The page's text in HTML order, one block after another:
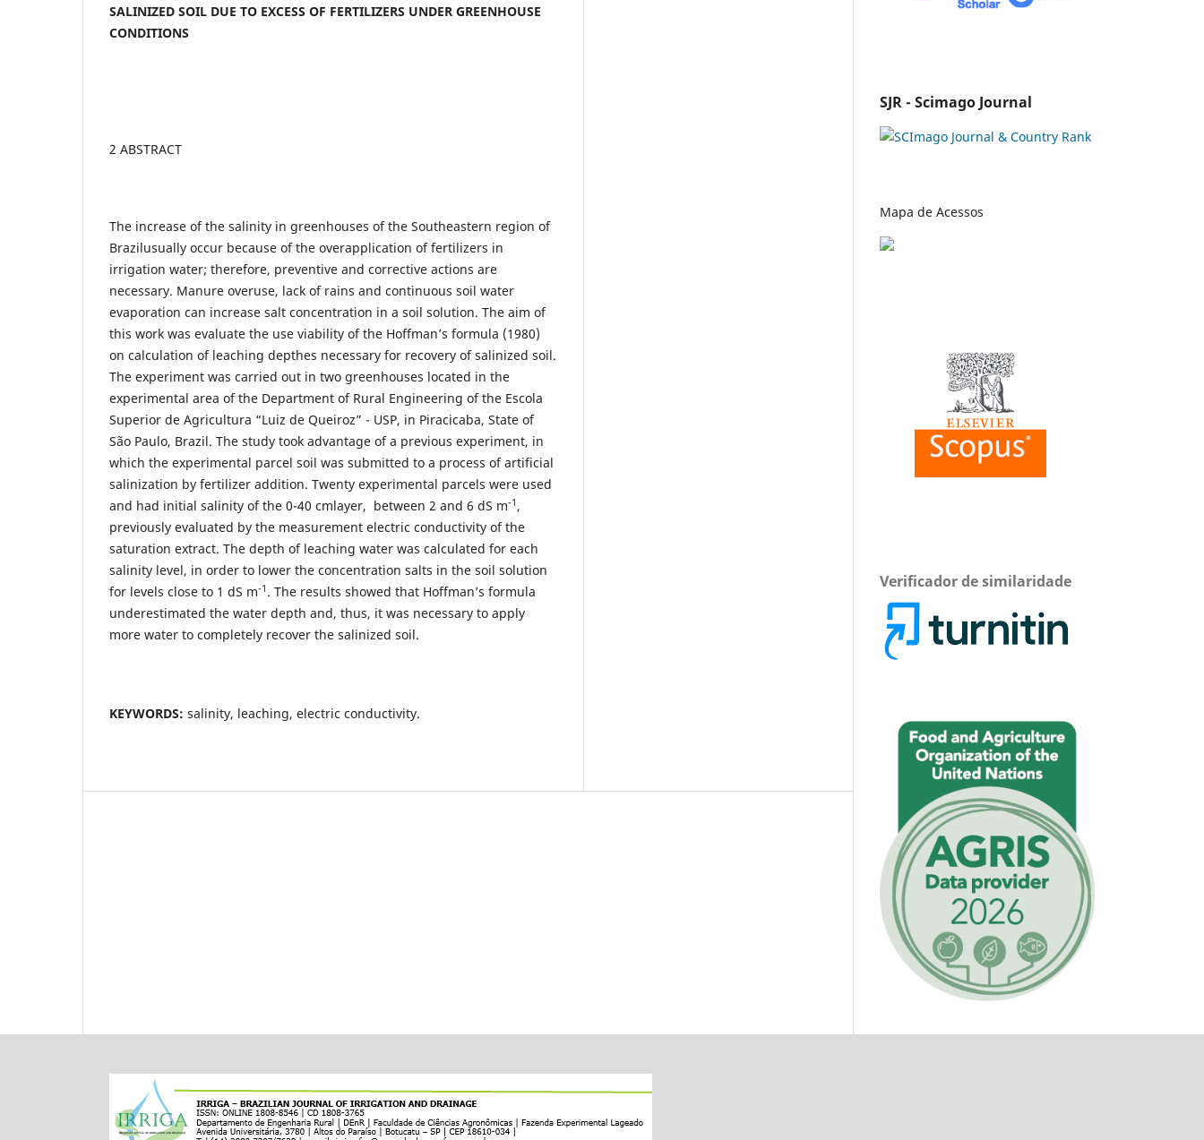
SALINIZED SOIL DUE TO EXCESS OF FERTILIZERS UNDER GREENHOUSE
CONDITIONS
2 ABSTRACT
The increase of the salinity in greenhouses of the Southeastern region of
Brazilusually occur because of the overapplication of fertilizers in
irrigation water; therefore, preventive and corrective actions are
necessary. Manure overuse, lack of rains and continuous soil water
evaporation can increase salt concentration in a soil solution. The aim of
this work was evaluate the use viability of the Hoffman’s formula (1980)
on calculation of leaching depthes necessary for recovery of salinized soil.
The experiment was carried out in two greenhouses located in the
experimental area of the Department of Rural Engineering of the Escola
Superior de Agricultura “Luiz de Queiroz” - USP, in Piracicaba, State of
São Paulo, Brazil. The study took advantage of a previous experiment, in
which the experimental parcel soil was submitted to a process of artificial
salinization by fertilizer addition. Twenty experimental parcels were used
and had initial salinity of the 0-40 cmlayer, between 2 and 6 dS m-1 ,
previously evaluated by the measurement electric conductivity of the
saturation extract. The depth of leaching water was calculated for each
salinity level, in order to lower the concentration salts in the soil solution
for levels close to 1 dS m-1 . The results showed that Hoffman’s formula
underestimated the water depth and, thus, it was necessary to apply
more water to completely recover the salinized soil.
KEYWORDS: salinity, leaching, electric conductivity.
SJR - Scimago Journal
Mapa de Acessos
Verificador de similaridade